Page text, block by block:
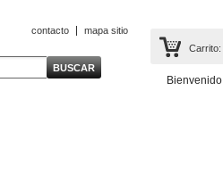
Carrito:
Bienvenido
contacto mapa sitio